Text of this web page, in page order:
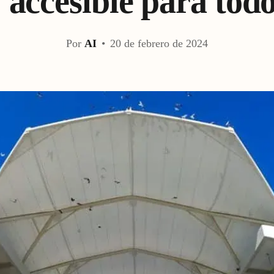
Por AI • 20 de febrero de 2024